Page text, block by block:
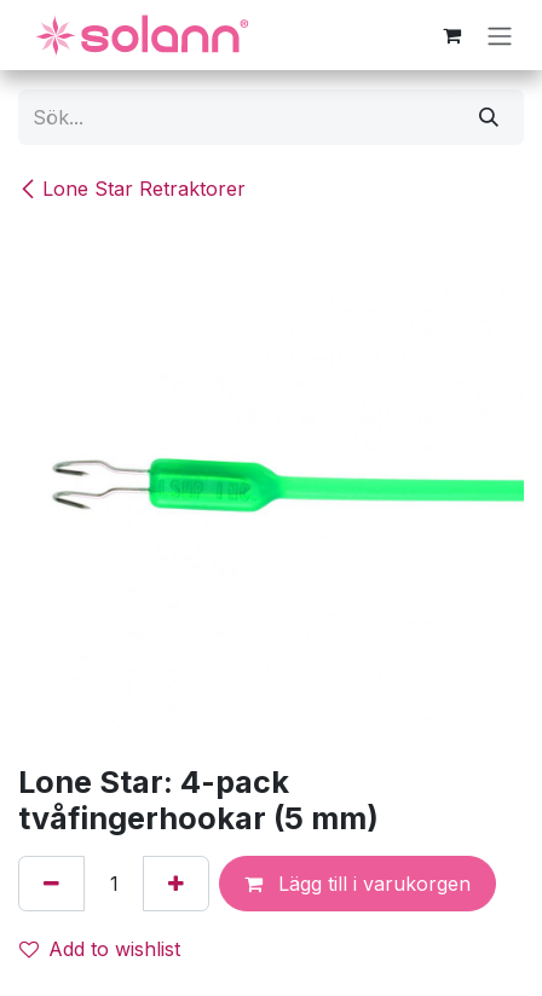
Hoppa till innehåll
Lone Star Retraktorer
Lone Star: 4-pack
tvåfingerhookar (5 mm)
Lägg till i varukorgen
Add to wishlist